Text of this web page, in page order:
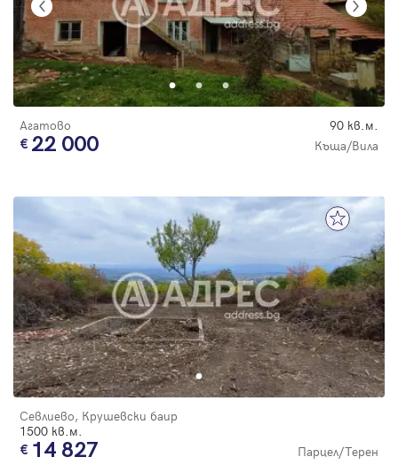
Агатово 90 кв.м.
22 000 Къща/Вила
Севлиево, Крушевски баир
1500 кв.м.
14 827 Парцел/Терен